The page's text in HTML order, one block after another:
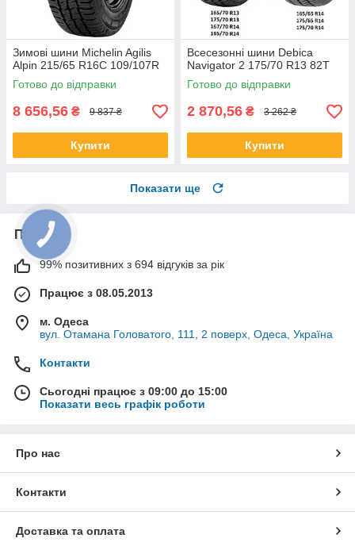
Зимові шини Michelin Agilis
Alpin 215/65 R16C 109/107R
Готово до відправки
8 656,56 ₴ 9 837 ₴
Купити
Всесезонні шини Debica
Navigator 2 175/70 R13 82T
Готово до відправки
2 870,56 ₴ 3 262 ₴
Купити
Показати ще
Про нас
99% позитивних з 694 відгуків за рік
Працює з 08.05.2013
м. Одеса
вул. Отамана Головатого, 111, 2 поверх, Одеса, Україна
Контакти
Сьогодні працює з 09:00 до 15:00
Показати весь графік роботи
Про нас
Контакти
Доставка та оплата